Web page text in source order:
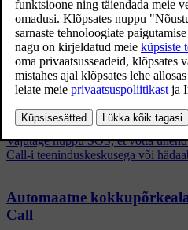
Asjasse puutuvad
Hädaabi teenusega Volvo
Vajutage nuppu SOS, et võtta
Call-i teeninduskeskusega või
Automaatne
Call